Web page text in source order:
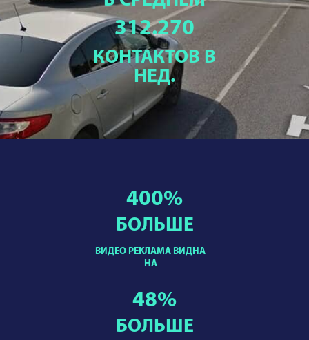
312.270
КОНТАКТОВ В
НЕД.
ВИДЕО РЕКЛАМА ВИДНА
НА
400%
БОЛЬШЕ
48%
БОЛЬШЕ